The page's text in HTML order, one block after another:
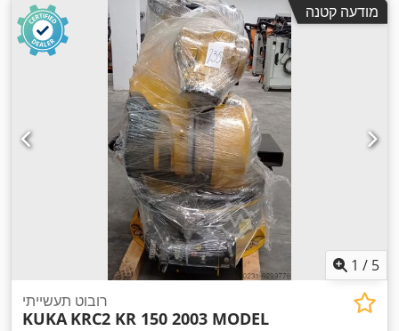
מודעה קטנה
1 / 5
רובוט תעשייתי
KUKA KRC2 KR 150 2003 MODEL